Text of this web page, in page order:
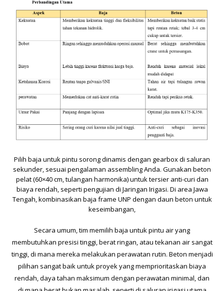
Pilih baja untuk pintu sorong dinamis dengan gearbox di saluran
sekunder, sesuai pengalaman assembling Anda. Gunakan beton
pelat (60×40 cm, tulangan harmonika) untuk tersier anti-curi dan
biaya rendah, seperti pengujian di Jaringan Irigasi. Di area Jawa
Tengah, kombinasikan baja frame UNP dengan daun beton untuk
keseimbangan,
Secara umum, tim memilih baja untuk pintu air yang
membutuhkan presisi tinggi, berat ringan, atau tekanan air sangat
tinggi, di mana mereka melakukan perawatan rutin. Beton menjadi
pilihan sangat baik untuk proyek yang memprioritaskan biaya
rendah, daya tahan maksimum dengan perawatan minimal, dan